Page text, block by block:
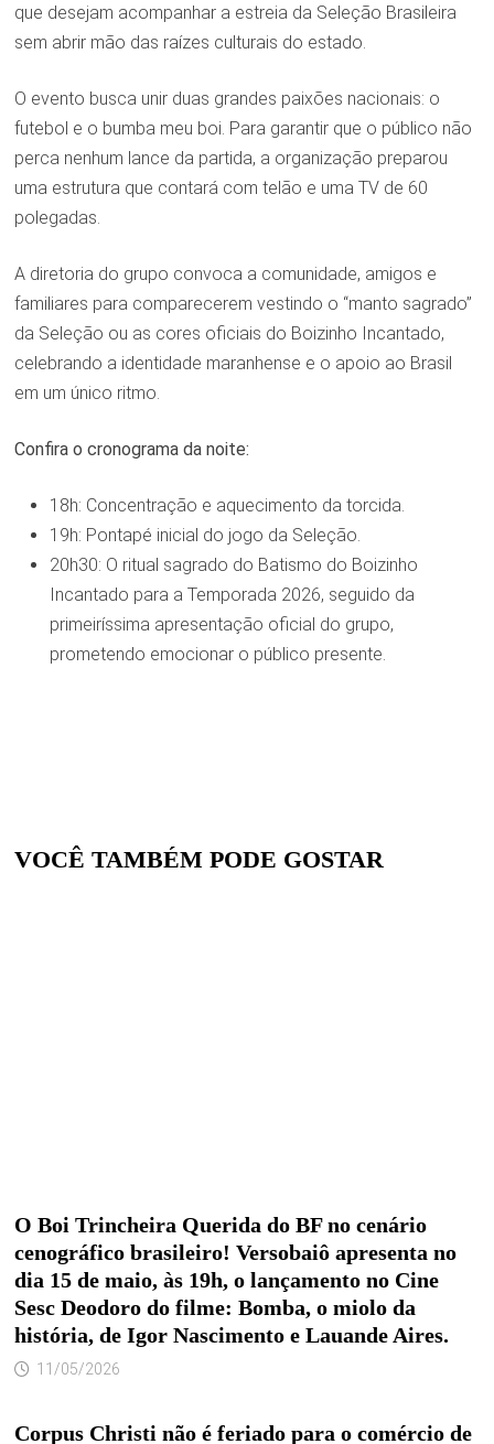
que desejam acompanhar a estreia da Seleção Brasileira
sem abrir mão das raízes culturais do estado.
O evento busca unir duas grandes paixões nacionais: o
futebol e o bumba meu boi. Para garantir que o público não
perca nenhum lance da partida, a organização preparou
uma estrutura que contará com telão e uma TV de 60
polegadas.
A diretoria do grupo convoca a comunidade, amigos e
familiares para comparecerem vestindo o “manto sagrado”
da Seleção ou as cores oficiais do Boizinho Incantado,
celebrando a identidade maranhense e o apoio ao Brasil
em um único ritmo.
Confira o cronograma da noite:
18h: Concentração e aquecimento da torcida.
19h: Pontapé inicial do jogo da Seleção.
20h30: O ritual sagrado do Batismo do Boizinho
Incantado para a Temporada 2026, seguido da
primeiríssima apresentação oficial do grupo,
prometendo emocionar o público presente.
VOCÊ TAMBÉM PODE GOSTAR
O Boi Trincheira Querida do BF no cenário
cenográfico brasileiro! Versobaiô apresenta no
dia 15 de maio, às 19h, o lançamento no Cine
Sesc Deodoro do filme: Bomba, o miolo da
história, de Igor Nascimento e Lauande Aires.
11/05/2026
Corpus Christi não é feriado para o comércio de